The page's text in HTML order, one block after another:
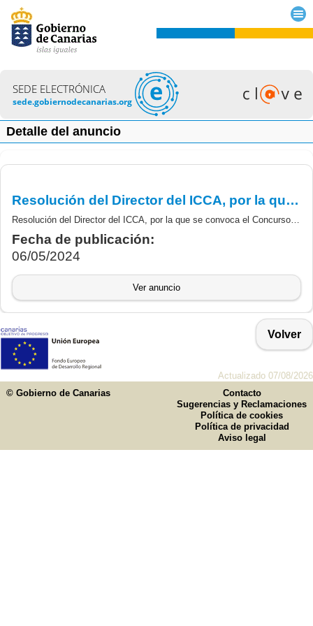
SEDE ELECTRÓNICA
sede.gobiernodecanarias.org
Detalle del anuncio
Resolución del Director del ICCA, por la que se convoca el Concurso Oficial de de Quesos Agrocanarias 2024 y nombramiento miembros del Jurado
Resolución del Director del ICCA, por la que se convoca el Concurso Oficial de de Quesos Agrocanarias 2024 y nombramiento miembros del Jurado
Fecha de publicación:
06/05/2024
Ver anuncio
Volver
Actualizado 07/08/2026
© Gobierno de Canarias
Contacto
Sugerencias y Reclamaciones
Política de cookies
Política de privacidad
Aviso legal